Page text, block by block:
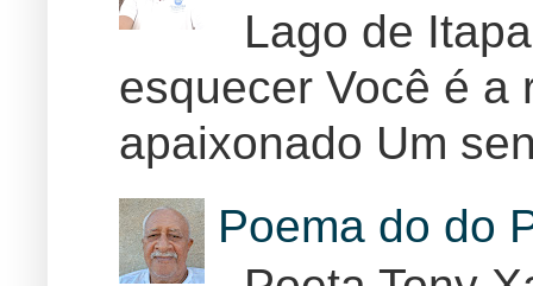
Lago de
esquecer Você é a
apaixonado Um
Poema do do